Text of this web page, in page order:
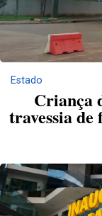
Estado
Criança
travessia